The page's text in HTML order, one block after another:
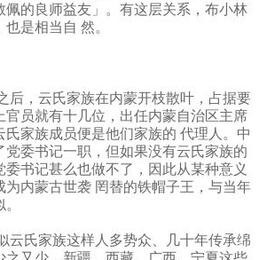
佩的良师益友」。有这层关系，布小林
是相当自 然。
后，云氏家族在内蒙开枝散叶，占据要
官员就有十几位，出任内蒙自治区主席
氏家族成员便是他们家族的 代理人。中
党委书记一职，但如果没有云氏家族的
委书记甚么也做不了，因此从某种意义
为内蒙古世袭 罔替的铁帽子王，与当年
云氏家族这样人多势众、几十年传承绵